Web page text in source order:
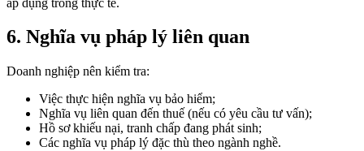
6. Nghĩa vụ pháp lý liên quan
Doanh nghiệp nên kiểm tra:
Việc thực hiện nghĩa vụ bảo hiểm;
Nghĩa vụ liên quan đến thuế (nếu có yêu cầu tư vấn);
Hồ sơ khiếu nại, tranh chấp đang phát sinh;
Các nghĩa vụ pháp lý đặc thù theo ngành nghề.